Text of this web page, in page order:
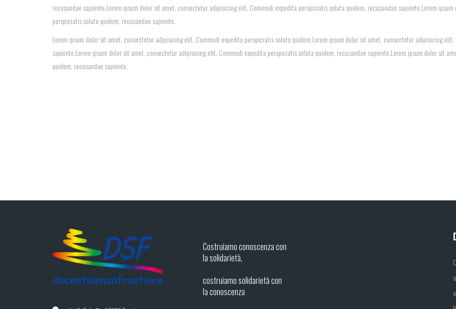
recusandae sapiente.Lorem ipsum dolor sit amet, consectetur adipisicing elit. Commodi expedita perspiciatis soluta quidem, recusandae sapiente.Lorem
perspiciatis soluta quidem, recusandae sapiente.
Lorem ipsum dolor sit amet, consectetur adipisicing elit. Commodi expedita perspiciatis soluta quidem,Lorem ipsum dolor sit amet, consectetur adipisicing
sapiente.Lorem ipsum dolor sit amet, consectetur adipisicing elit. Commodi expedita perspiciatis soluta quidem, recusandae sapiente.Lorem ipsum dolor sit
quidem, recusandae sapiente.
Costruiamo conoscenza con
la solidarietà,
costruiamo solidarietà con
la conoscenza